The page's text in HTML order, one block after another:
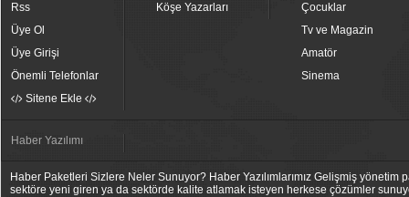
Rss
Üye Ol
Üye Girişi
Önemli Telefonlar
Sitene Ekle
Köşe Yazarları
Çocuklar
Tv ve Magazin
Amatör
Sinema
Haber Yazılımı
Haber Paketleri Sizlere Neler Sunuyor? Haber Yazılımlarımız Gelişmiş
sektöre yeni giren ya da sektörde kalite atlamak isteyen herkese çözümler